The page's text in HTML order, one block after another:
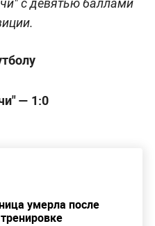
— 1:0
умерла после